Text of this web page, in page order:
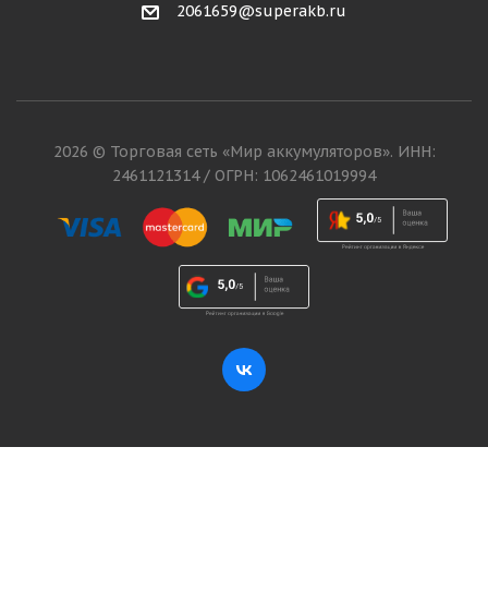
2061659@superakb.ru
2026 © Торговая сеть «Мир аккумуляторов». ИНН:
2461121314 / ОГРН: 1062461019994